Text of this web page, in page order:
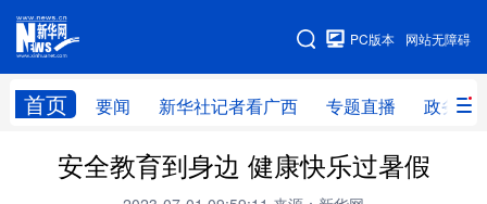
网站无障碍
PC版本
首页 要闻 新华社记者看广西 专题直播 政务信
网站地图
广西频道
安全教育到身边 健康快乐过暑假